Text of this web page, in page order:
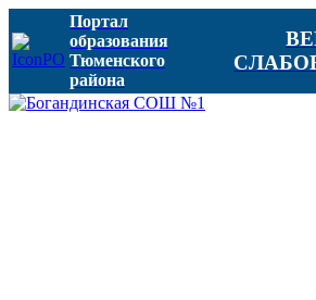
Портал
образования
Тюменского
района